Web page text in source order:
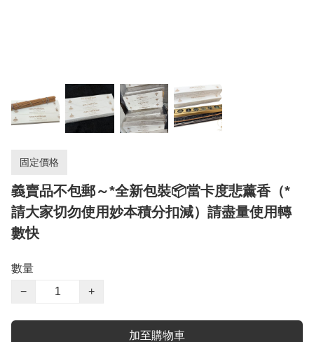
固定價格
義賣品不包郵～*全新包裝📦當卡度悲薰香（*
請大家切勿使用妙本積分扣減）請盡量使用轉
數快
數量
−
+
加至購物車